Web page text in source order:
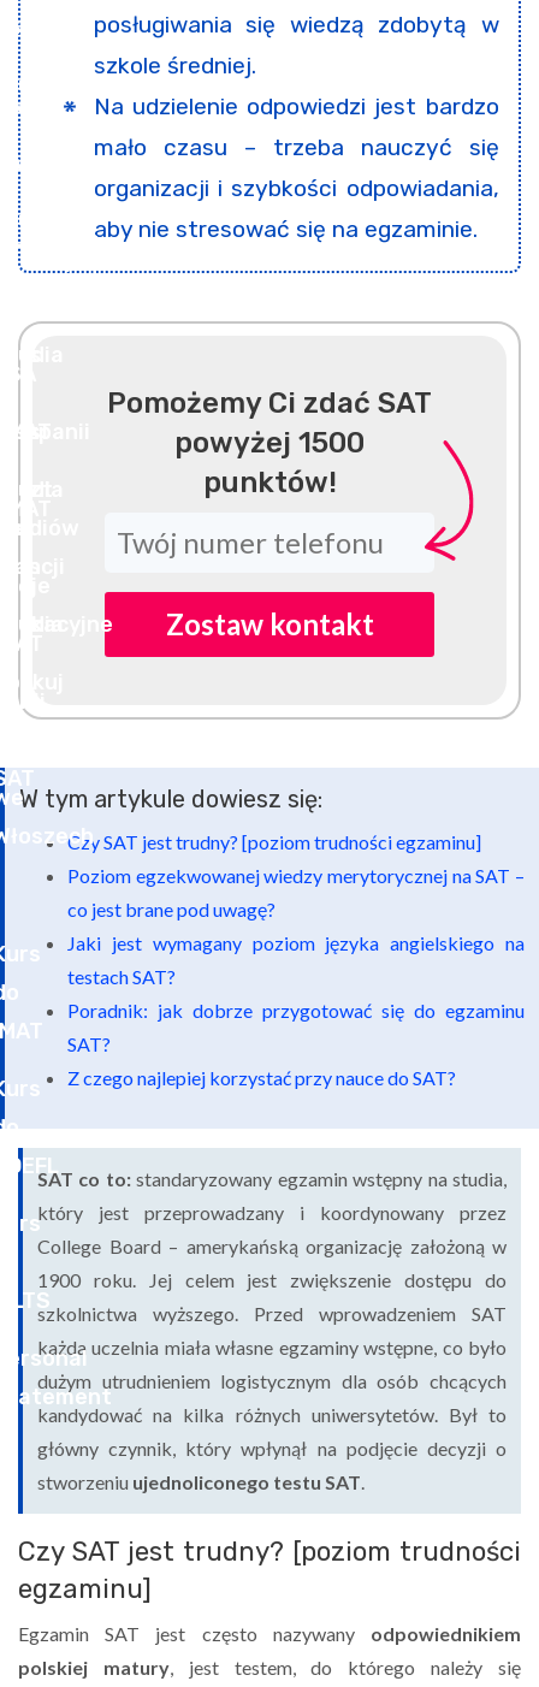
posługiwania się wiedzą zdobytą w
szkole średniej.
Na udzielenie odpowiedzi jest bardzo
mało czasu – trzeba nauczyć się
organizacji i szybkości odpowiadania,
aby nie stresować się na egzaminie.
Pomożemy Ci zdać SAT
powyżej 1500
punktów!
Zostaw kontakt
W tym artykule dowiesz się:
Czy SAT jest trudny? [poziom trudności egzaminu]
Poziom egzekwowanej wiedzy merytorycznej na SAT –
co jest brane pod uwagę?
Jaki jest wymagany poziom języka angielskiego na
testach SAT?
Poradnik: jak dobrze przygotować się do egzaminu
SAT?
Z czego najlepiej korzystać przy nauce do SAT?
SAT co to:standaryzowany egzamin wstępny na studia,
który jest przeprowadzany i koordynowany przez
College Board – amerykańską organizację założoną w
1900 roku. Jej celem jest zwiększenie dostępu do
szkolnictwa wyższego. Przed wprowadzeniem SAT
każda uczelnia miała własne egzaminy wstępne, co było
dużym utrudnieniem logistycznym dla osób chcących
kandydować na kilka różnych uniwersytetów. Był to
główny czynnik, który wpłynął na podjęcie decyzji o
stworzeniu ujednoliconego testu SAT
Czy SAT jest trudny? [poziom trudności
egzaminu]
Egzamin SAT jest często nazywany odpowiednikiem
polskiej matury, jest testem, do którego należy się